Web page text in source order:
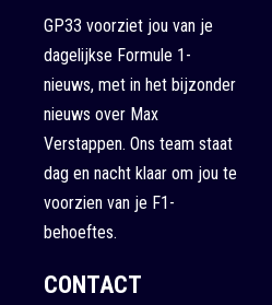
GP33 voorziet jou van je
dagelijkse Formule 1-
nieuws, met in het bijzonder
nieuws over Max
Verstappen. Ons team staat
dag en nacht klaar om jou te
voorzien van je F1-
behoeftes.
CONTACT